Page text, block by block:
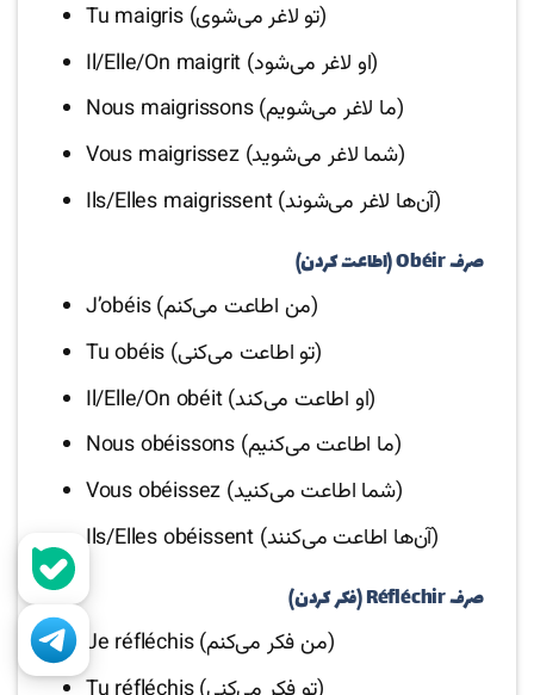
Tu maigris (تو لاغر می‌شوی)
Il/Elle/On maigrit (او لاغر می‌شود)
Nous maigrissons (ما لاغر می‌شویم)
Vous maigrissez (شما لاغر می‌شوید)
Ils/Elles maigrissent (آن‌ها لاغر می‌شوند)
صرف Obéir (اطاعت کردن)
J’obéis (من اطاعت می‌کنم)
Tu obéis (تو اطاعت می‌کنی)
Il/Elle/On obéit (او اطاعت می‌کند)
Nous obéissons (ما اطاعت می‌کنیم)
Vous obéissez (شما اطاعت می‌کنید)
Ils/Elles obéissent (آن‌ها اطاعت می‌کنند)
صرف Réfléchir (فکر کردن)
Je réfléchis (من فکر می‌کنم)